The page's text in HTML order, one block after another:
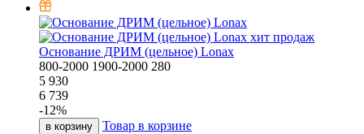
хит продаж
Основание ДРИМ (цельное) Lonax
800-2000 1900-2000 280
5 930
6 739
-12%
в корзину Товар в корзине